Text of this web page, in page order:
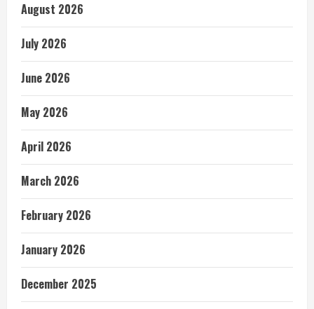
August 2026
July 2026
June 2026
May 2026
April 2026
March 2026
February 2026
January 2026
December 2025